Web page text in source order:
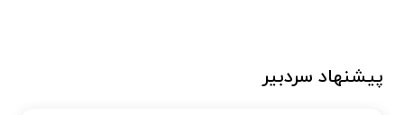
پیشنهاد سردبیر